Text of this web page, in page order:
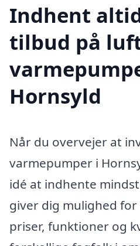
Indhent
tilbud på
Hornsyld
Når du overvejer at
varmepumper i
idé at indhente
giver dig mulighed
priser, funktioner og